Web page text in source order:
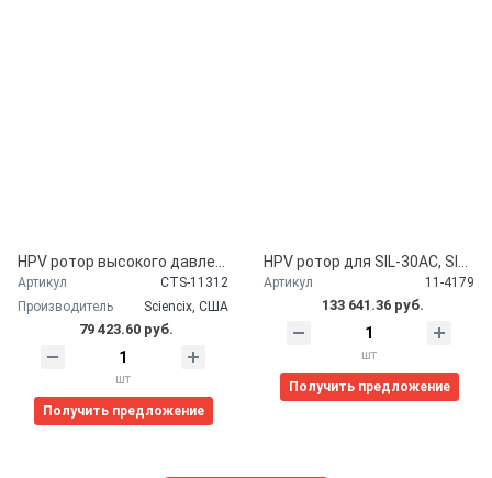
HPV ротор высокого давления аналог артикул Shimadzu 228-41310-92, Sciencix, США
Артикул
CTS-11312
Производитель
Sciencix, США
79 423.60 руб.
шт
Получить предложение
HPV ротор для SIL-30AC, SIL-30ACMP, OEM аналог артикул Shimadzu 228-52139-00 Sciencix, США 11-4179
Артикул 11-4179
133 641.36 руб.
шт
Получить предложение